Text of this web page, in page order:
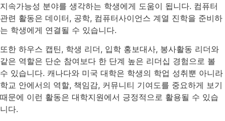
지속가능성 분야를 생각하는 학생에게 도움이 됩니다. 컴퓨터
관련 활동은 데이터, 공학, 컴퓨터사이언스 계열 진학을 준비하
는 학생에게 연결될 수 있습니다.
또한 하우스 캡틴, 학생 리더, 입학 홍보대사, 봉사활동 리더와
같은 역할은 단순 참여보다 한 단계 높은 리더십 경험으로 볼
수 있습니다. 캐나다와 미국 대학은 학생의 학업 성취뿐 아니라
학교 안에서의 역할, 책임감, 커뮤니티 기여도를 중요하게 보기
때문에 이런 활동은 대학지원에서 긍정적으로 활용될 수 있습
니다.